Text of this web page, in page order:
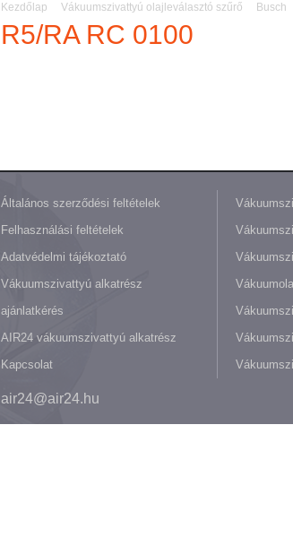
Kezdőlap Vákuumszivattyú olajleválasztó szűrő Busch
R5/RA RC 0100
Általános szerződési feltételek
Felhasználási feltételek
Adatvédelmi tájékoztató
Vákuumszivattyú alkatrész
ajánlatkérés
AIR24 vákuumszivattyú alkatrész
Kapcsolat
air24@air24.hu